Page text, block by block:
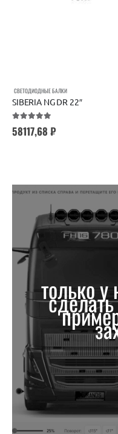
СВЕТОДИОДНЫЕ БАЛКИ
SIBERIA NG DR 22″
58117,68 ₽
только